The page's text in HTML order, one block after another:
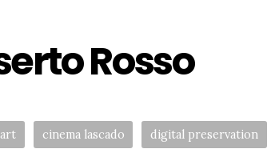
Rosso
cinema lascado digital preservation